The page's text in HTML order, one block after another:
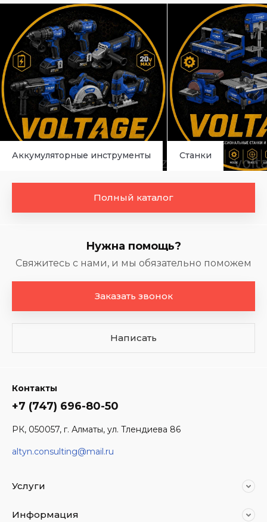
Аккумуляторные инструменты Станки
Полный каталог
Нужна помощь?
Свяжитесь с нами, и мы обязательно поможем
Заказать звонок
Написать
Контакты
+7 (747) 696-80-50
РК, 050057, г. Алматы, ул. Тлендиева 86
altyn.consulting@mail.ru
Услуги
Информация